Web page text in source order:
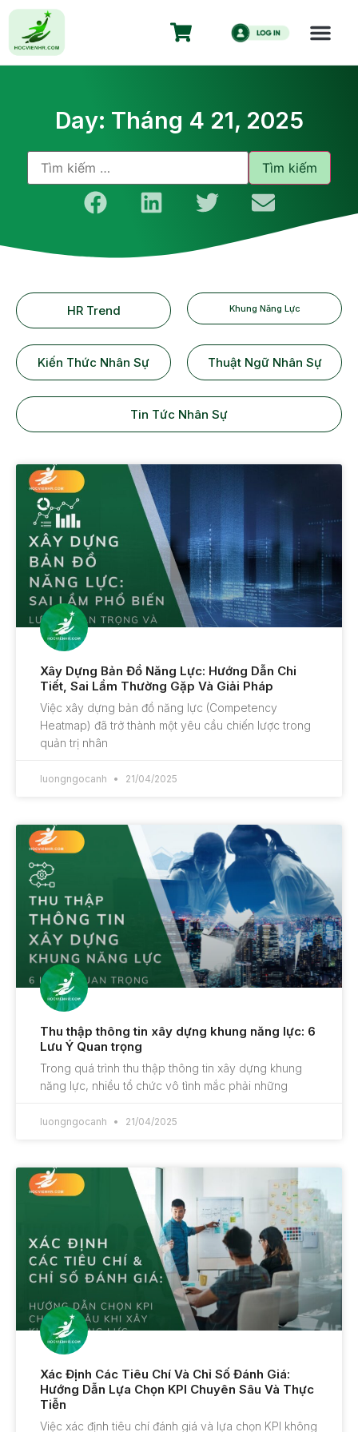
Day: Tháng 4 21, 2025
HR Trend Khung Năng Lực
Kiến Thức Nhân Sự Thuật Ngữ Nhân Sự
Tin Tức Nhân Sự
Xây Dựng Bản Đồ Năng Lực: Hướng Dẫn Chi
Tiết, Sai Lầm Thường Gặp Và Giải Pháp
Việc xây dựng bản đồ năng lực (Competency
Heatmap) đã trở thành một yêu cầu chiến lược trong
quản trị nhân
luongngocanh 21/04/2025
Thu thập thông tin xây dựng khung năng lực: 6
Lưu Ý Quan trọng
Trong quá trình thu thập thông tin xây dựng khung
năng lực, nhiều tổ chức vô tình mắc phải những
luongngocanh 21/04/2025
Xác Định Các Tiêu Chí Và Chỉ Số Đánh Giá:
Hướng Dẫn Lựa Chọn KPI Chuyên Sâu Và Thực
Tiễn
Việc xác định tiêu chí đánh giá và lựa chọn KPI không